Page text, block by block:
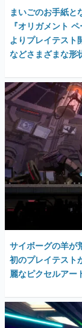
まいごのお手紙と
『オリガメント
よりプレイテスト
などさまざまな形
サイボーグの羊が
初のプレイテスト
麗なピクセルアー